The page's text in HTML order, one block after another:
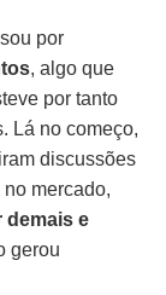
por
, algo que
por tanto
Lá no começo,
discussões
mercado,
e
gerou